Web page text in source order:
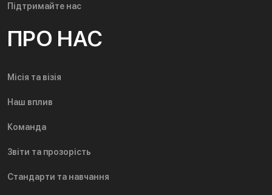
Підтримайте нас
ПРО НАС
Місія та візія
Наш вплив
Команда
Звіти та прозорість
Стандарти та навчання